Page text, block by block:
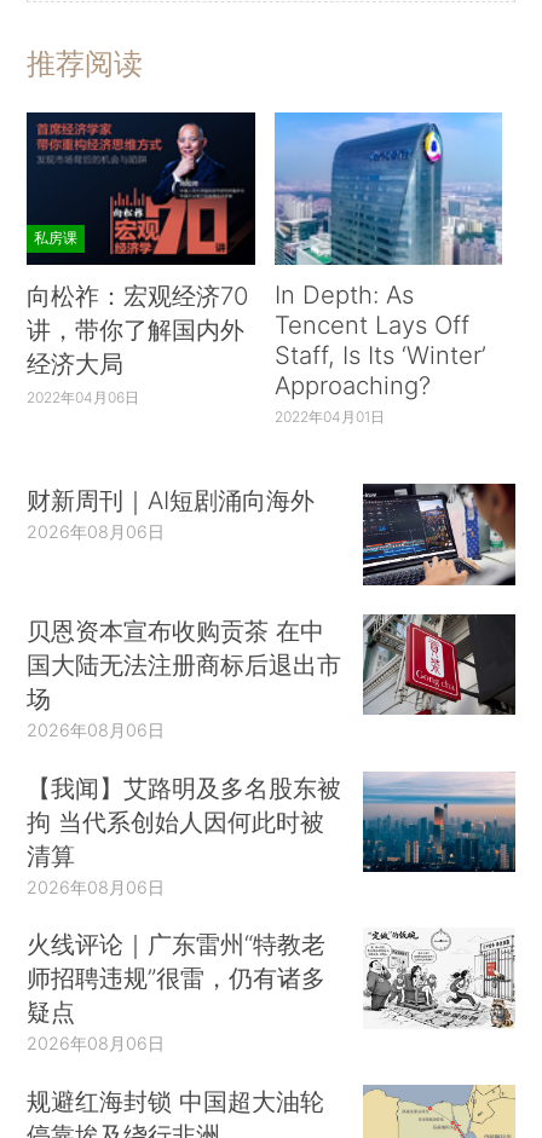
推荐阅读
私房课
向松祚：宏观经济70
讲，带你了解国内外
经济大局
2022年04月06日
In Depth: As
Tencent Lays Off
Staff, Is Its ‘Winter’
Approaching?
2022年04月01日
财新周刊｜AI短剧涌向海外
2026年08月06日
贝恩资本宣布收购贡茶 在中
国大陆无法注册商标后退出市
场
2026年08月06日
【我闻】艾路明及多名股东被
拘 当代系创始人因何此时被
清算
2026年08月06日
火线评论｜广东雷州“特教老
师招聘违规”很雷，仍有诸多
疑点
2026年08月06日
规避红海封锁 中国超大油轮